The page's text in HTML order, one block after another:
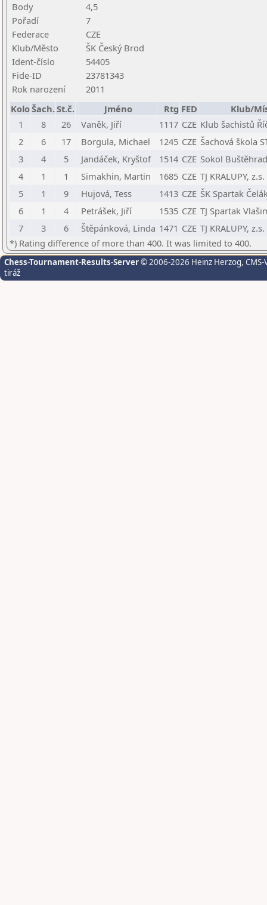
Body
4,5
Pořadí
7
Federace
CZE
Klub/Město
ŠK Český Brod
Ident-číslo
54405
Fide-ID
23781343
Rok narození
2011
KoloŠach.St.č. Jméno Rtg FED
Klub/
1
8 26 Vaněk, Jiří 1117 CZE Klub šachistů
2
6 17 Borgula, Michael 1245 CZE Šachová škola
3
4 5 Jandáček, Kryštof 1514 CZE Sokol Buštěhrad
4
1 1 Simakhin, Martin 1685 CZE TJ KRALUPY, z.s.
5
1 9 Hujová, Tess 1413 CZE ŠK Spartak
6
1 4 Petrášek, Jiří 1535 CZE TJ Spartak
7
3 6 Štěpánková, Linda 1471 CZE TJ KRALUPY, z.s.
*) Rating difference of more than 400. It was limited to 400.
Chess-Tournament-Results-Server© 2006-2026 Heinz Herzog,
tiráž